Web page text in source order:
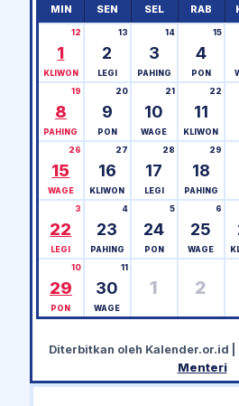
MIN SEN SEL RAB
1
12
KLIWON
2
13
LEGI
3
14
PAHING
4
15
PON
8
19
PAHING
9
20
PON
10
21
WAGE
11
22
KLIWON
15
26
WAGE
16
27
KLIWON
17
28
LEGI
18
29
PAHING
22
3
LEGI
23
4
PAHING
24
5
PON
25
6
WAGE
29
10
PON
30
11
WAGE
1 2
Diterbitkan oleh Kalender.or.id
Menteri